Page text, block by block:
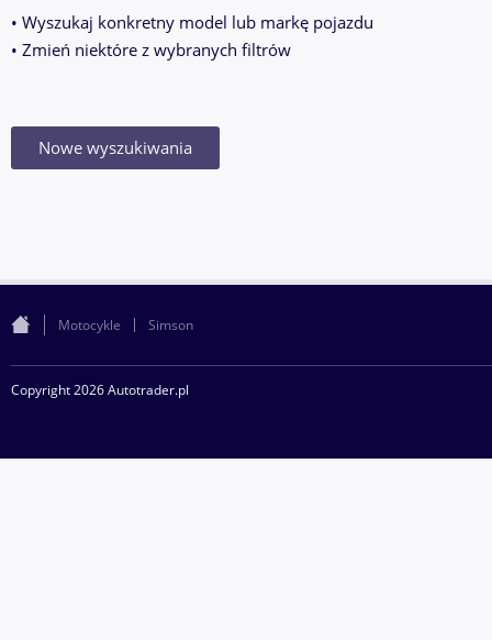
• Wyszukaj konkretny model lub markę pojazdu
• Zmień niektóre z wybranych filtrów
Nowe wyszukiwania
Motocykle Simson
Copyright 2026 Autotrader.pl